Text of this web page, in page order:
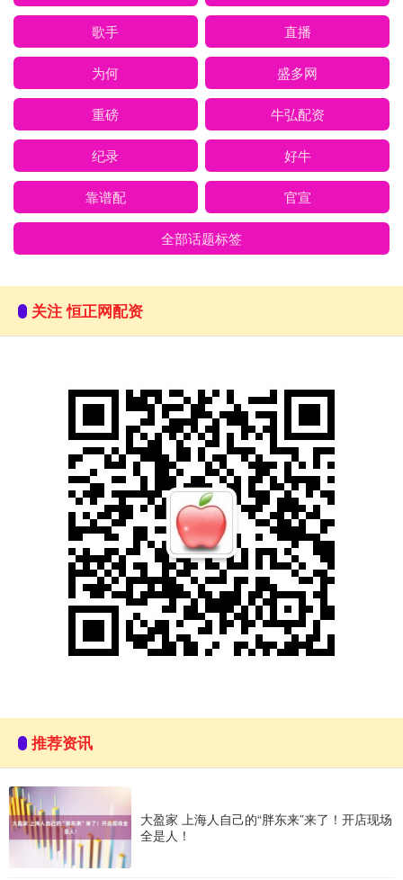
歌手 直播
为何 盛多网
重磅 牛弘配资
纪录 好牛
靠谱配 官宣
全部话题标签
关注 恒正网配资
推荐资讯
大盈家 上海人自己的“胖东来”来了！开店现场
全是人！